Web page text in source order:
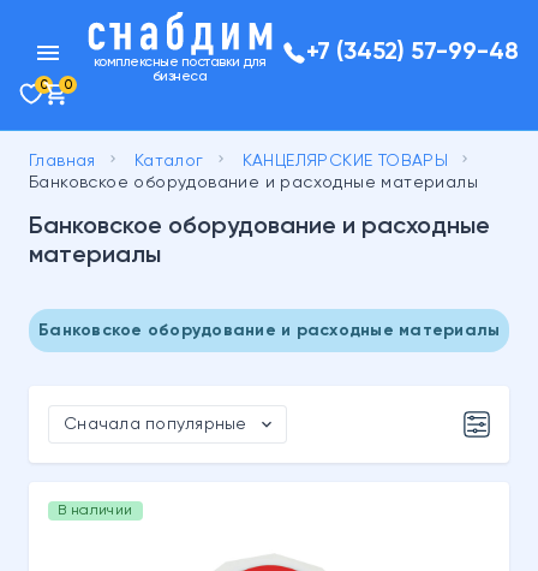
menu
комплексные поставки для
бизнеса
+7 (3452) 57-99-48
0 0
Главная keyboard_arrow_right Каталог keyboard_arrow_right КАНЦЕЛЯРСКИЕ ТОВАРЫ keyboard_arrow_right
Банковское оборудование и расходные материалы
Банковское оборудование и расходные
материалы
Банковское оборудование и расходные материалы
Сначала популярные expand_more
В наличии